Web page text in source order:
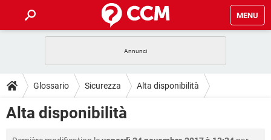
MENU
INTRATTENIMENTO ANDROID
iOS
GUIDE
COVID-19
INTRATTENIMENTO
DOWNLOAD
Glossario Sicurezza Alta disponibilità
Alta disponibilità